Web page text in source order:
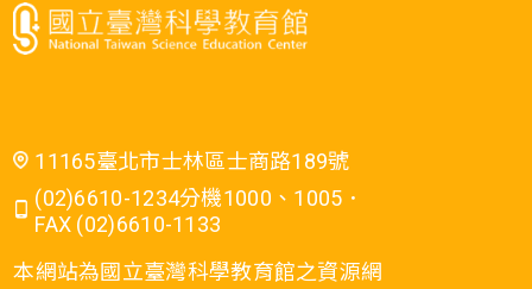
11165臺北市士林區士商路189號
(02)6610-1234分機1000、1005．
FAX (02)6610-1133
本網站為國立臺灣科學教育館之資源網